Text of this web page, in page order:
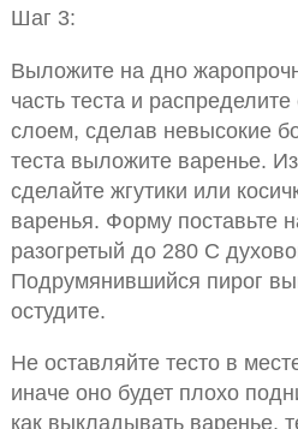
Шаг 3:
Выложите на дно
часть теста и
слоем, сделав невысокие
теста выложите варенье. Из
сделайте жгутики или
варенья. Форму поставьте
разогретый до 280 С
Подрумянившийся пирог
остудите.
Не оставляйте тесто в
иначе оно будет плохо
как выкладывать варенье,